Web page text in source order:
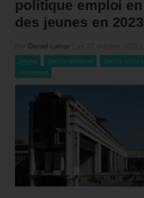
politique emploi
des jeunes en
Daniel Lamar
Jeune
Jeune diplômé
Jeune sans
Jeunesse